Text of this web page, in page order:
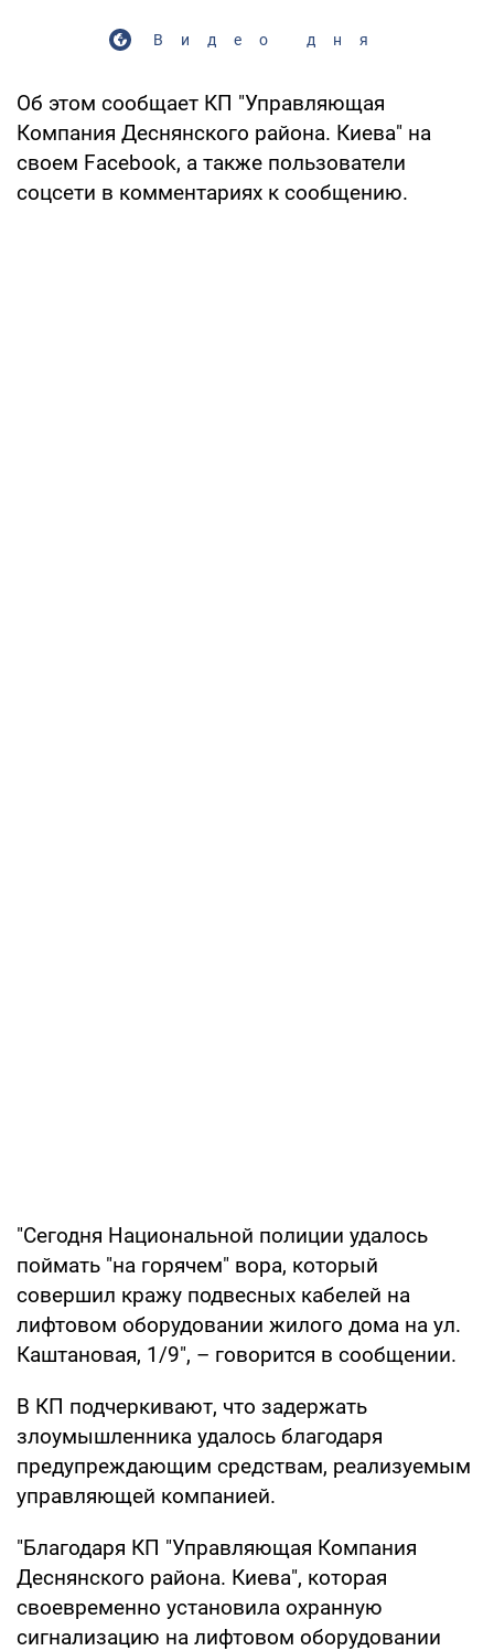
Видео дня
Об этом сообщает КП "Управляющая
Компания Деснянского района. Киева" на
своем Facebook, а также пользователи
соцсети в комментариях к сообщению.
"Сегодня Национальной полиции удалось
поймать "на горячем" вора, который
совершил кражу подвесных кабелей на
лифтовом оборудовании жилого дома на ул.
Каштановая, 1/9", – говорится в сообщении.
В КП подчеркивают, что задержать
злоумышленника удалось благодаря
предупреждающим средствам, реализуемым
управляющей компанией.
"Благодаря КП "Управляющая Компания
Деснянского района. Киева", которая
своевременно установила охранную
сигнализацию на лифтовом оборудовании